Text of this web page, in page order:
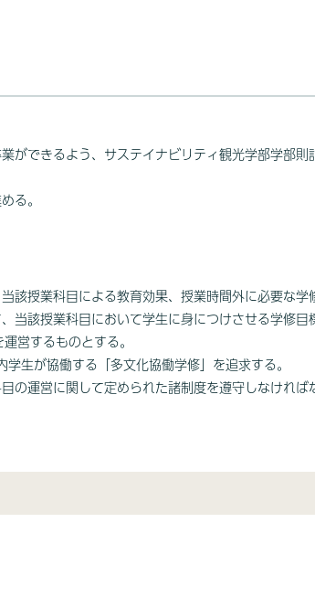
できるよう、サステイナビリティ観光学部学部
る。
授業科目による教育効果、授業時間外に必要な学
当該授業科目において学生に身につけさせる学修
営するものとする。
生が協働する「多文化協働学修」を追求する。
運営に関して定められた諸制度を遵守しなければ